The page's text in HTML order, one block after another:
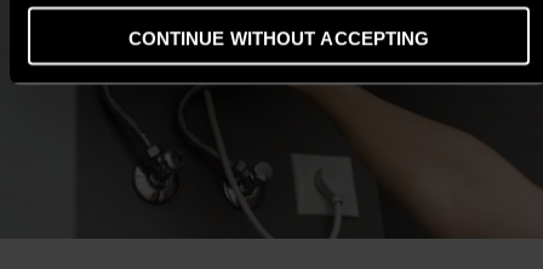
CONTINUE WITHOUT ACCEPTING